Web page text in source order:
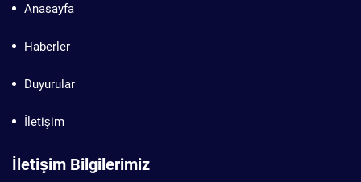
Anasayfa
Haberler
Duyurular
İletişim
İletişim Bilgilerimiz